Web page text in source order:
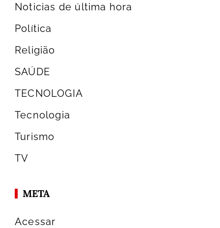
Noticias de última hora
Política
Religião
SAÚDE
TECNOLOGIA
Tecnologia
Turismo
TV
META
Acessar